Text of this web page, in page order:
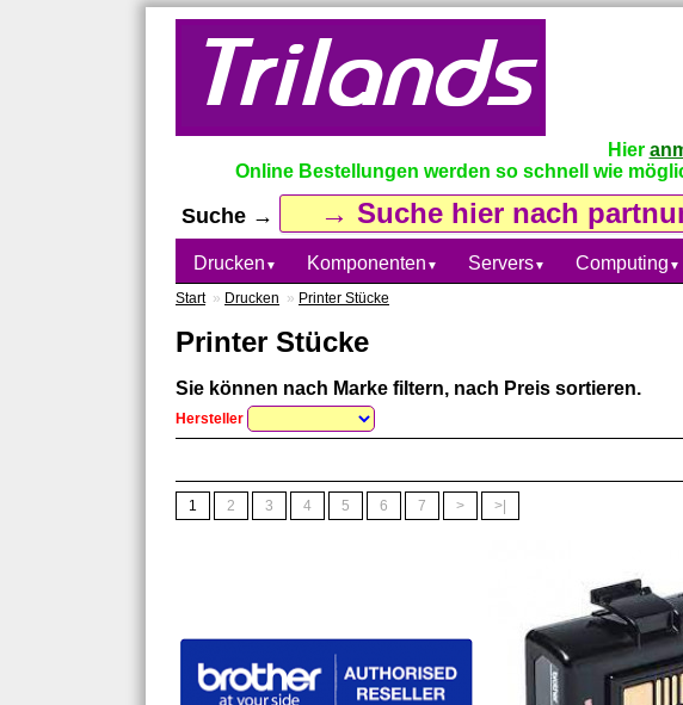
Hier
Online Bestellungen werden so schnell wie
Suche →
Drucken ▼ Komponenten ▼ Servers▼ Computing ▼
Start» Drucken » Printer Stücke
Printer Stücke
Sie können nach Marke filtern, nach Preis sortieren.
Hersteller
1 2 3 4 5 6 7 > >|